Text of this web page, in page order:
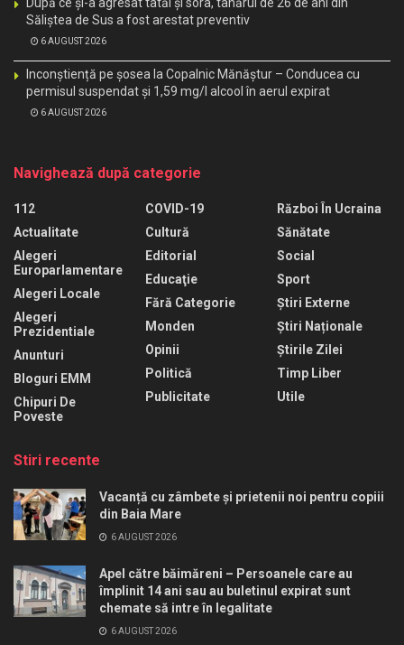
După ce și-a agresat tatăl și sora, tânărul de 26 de ani din
Săliștea de Sus a fost arestat preventiv
6 AUGUST 2026
Inconștiență pe șosea la Copalnic Mănăștur – Conducea cu
permisul suspendat și 1,59 mg/l alcool în aerul expirat
6 AUGUST 2026
Navighează după categorie
112
Actualitate
Alegeri
Europarlamentare
Alegeri Locale
Alegeri
Prezidentiale
Anunturi
Bloguri EMM
Chipuri De
Poveste
COVID-19
Cultură
Editorial
Educaţie
Fără Categorie
Monden
Opinii
Politică
Publicitate
Război În Ucraina
Sănătate
Social
Sport
Știri Externe
Știri Naționale
Știrile Zilei
Timp Liber
Utile
Stiri recente
Vacanță cu zâmbete și prietenii noi pentru copiii
din Baia Mare
6 AUGUST 2026
Apel către băimăreni – Persoanele care au
împlinit 14 ani sau au buletinul expirat sunt
chemate să intre în legalitate
6 AUGUST 2026